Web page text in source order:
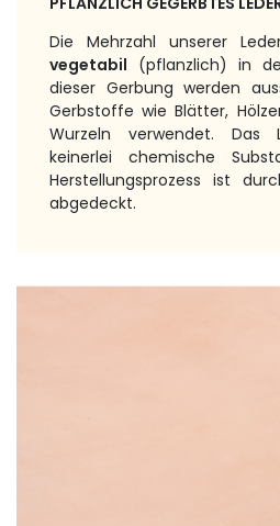
Die Mehrzahl unserer
vegetabil (pflanzlich) in
dieser Gerbung werden
Gerbstoffe wie Blätter,
Wurzeln verwendet.
keinerlei chemische
Herstellungsprozess ist
abgedeckt.